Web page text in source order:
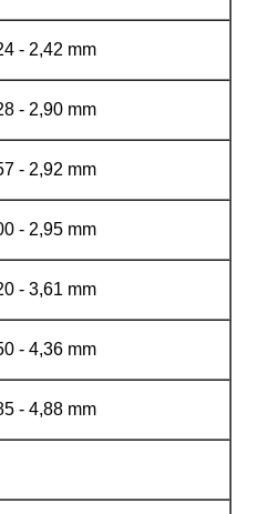
- 2,42 mm
- 2,90 mm
- 2,92 mm
- 2,95 mm
- 3,61 mm
- 4,36 mm
- 4,88 mm